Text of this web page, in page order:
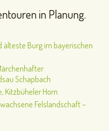
in Planung.
älteste Burg im bayerischen
Schapbach
Kitzbüheler Horn
Felslandschaft –